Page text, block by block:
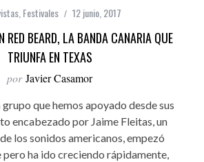
Festivales 12 junio, 2017
RED BEARD, LA BANDA CANARIA QUE
TRIUNFA EN TEXAS
por Javier Casamor
grupo que hemos apoyado desde sus
encabezado por Jaime Fleitas, un
los sonidos americanos, empezó
ha ido creciendo rápidamente,